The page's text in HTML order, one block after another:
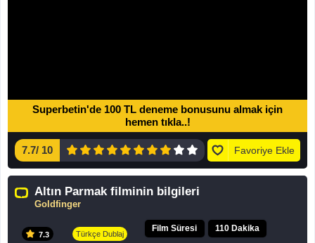
Superbetin'de 100 TL deneme bonusunu almak için
hemen tıkla..!
7.7/ 10 Favoriye Ekle
Altın Parmak filminin bilgileri
Goldfinger
7.3 Türkçe Dublaj
Film Süresi 110 Dakika